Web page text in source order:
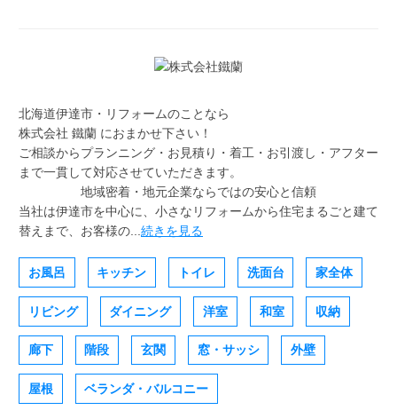
北海道伊達市・リフォームのことなら
株式会社 鐵蘭 におまかせ下さい！
ご相談からプランニング・お見積り・着工・お引渡し・アフター
まで一貫して対応させていただきます。
地域密着・地元企業ならではの安心と信頼
当社は伊達市を中心に、小さなリフォームから住宅まるごと建て
替えまで、お客様の... 続きを見る
お風呂 キッチン トイレ 洗面台 家全体
リビング ダイニング 洋室 和室 収納
廊下 階段 玄関 窓・サッシ 外壁
屋根 ベランダ・バルコニー